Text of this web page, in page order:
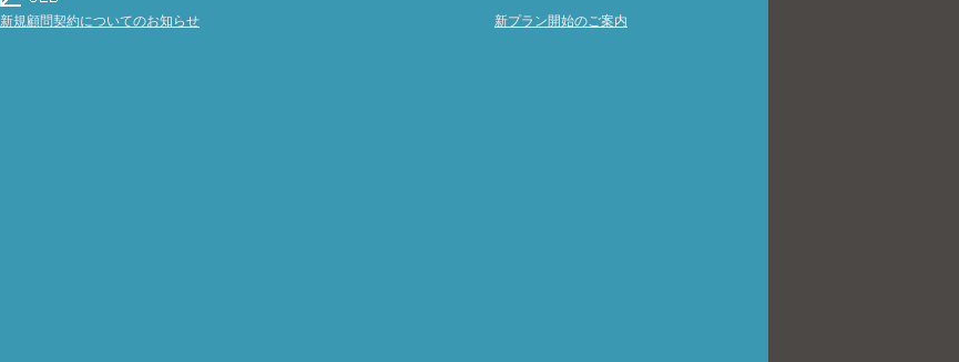
新規顧問契約についてのお知らせ 新プラン開始のご案内